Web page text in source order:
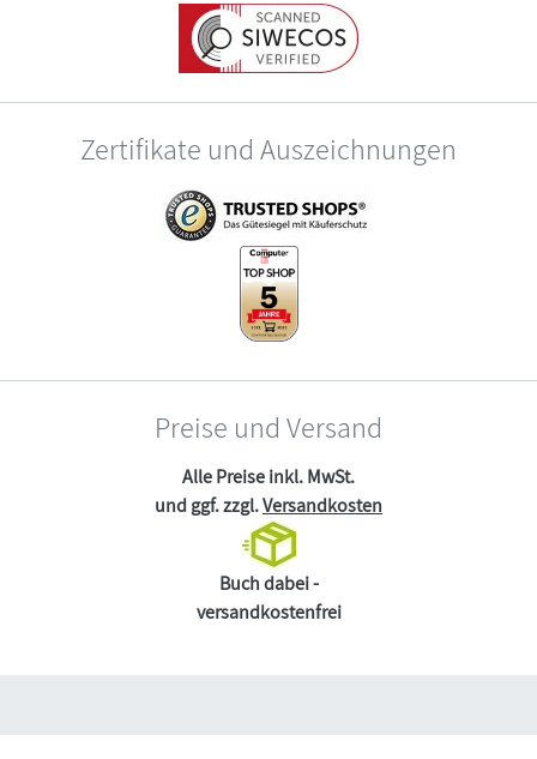
Zertifikate und Auszeichnungen
Preise und Versand
Alle Preise inkl. MwSt.
und ggf. zzgl.Versandkosten
Buch dabei -
versandkostenfrei